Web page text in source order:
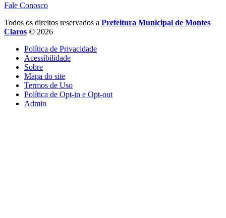
Fale Conosco
Todos os direitos reservados a Prefeitura Municipal de Montes
Claros © 2026
Política de Privacidade
Acessibilidade
Sobre
Mapa do site
Termos de Uso
Política de Opt-in e Opt-out
Admin